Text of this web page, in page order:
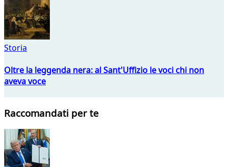
Storia
Oltre la leggenda nera: al Sant'Uffizio le voci chi non
aveva voce
Raccomandati per te